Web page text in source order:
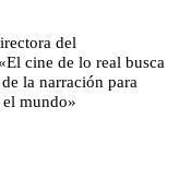
del
cine de lo real busca
la narración para
mundo»